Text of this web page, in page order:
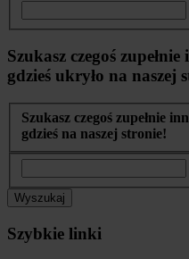
Szukasz czegoś
gdzieś ukryło na naszej
Szukasz czegoś zupełnie
gdzieś na naszej stronie!
Wyszukaj
Szybkie linki